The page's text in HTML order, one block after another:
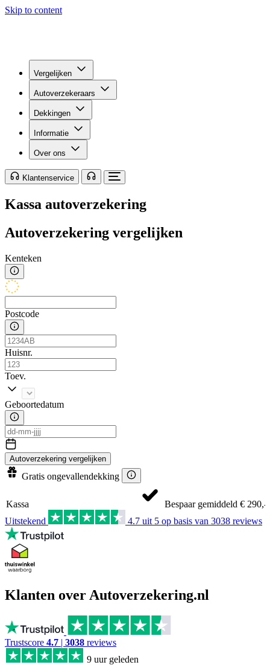
Skip to content
Vergelijken
Autoverzekeraars
Dekkingen
Informatie
Over ons
Klantenservice
Kassa autoverzekering
Autoverzekering vergelijken
Kenteken
Postcode
Huisnr.
Toev.
Geboortedatum
Autoverzekering vergelijken
Gratis ongevallendekking
Bespaar gemiddeld € 290,- per jaar
Uitstekend
4.7 uit 5 op basis van 3038 reviews
Klanten over Autoverzekering.nl
Trustscore 4.7 | 3038 reviews
9 uur geleden